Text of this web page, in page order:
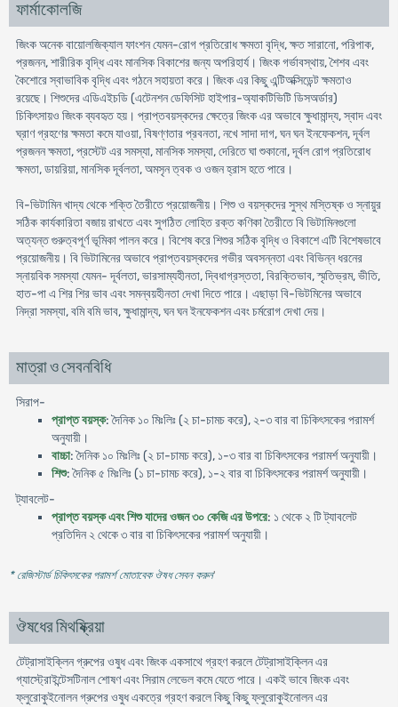
ফার্মাকোলজি
জিংক অনেক বায়োলজিক্যাল ফাংশন যেমন-রোগ প্রতিরোধ ক্ষমতা বৃদ্ধি, ক্ষত সারানো, পরিপাক,
প্রজনন, শারীরিক বৃদ্ধি এবং মানসিক বিকাশের জন্য অপরিহার্য। জিংক গর্ভাবস্থায়, শৈশব এবং
কৈশোরে স্বাভাবিক বৃদ্ধি এবং গঠনে সহায়তা করে। জিংক এর কিছু এন্টিঅক্সিডেন্ট ক্ষমতাও
রয়েছে। শিশুদের এডিএইচডি (এটেনশন ডেফিসিট হাইপার-অ্যাকটিভিটি ডিসঅর্ডার)
চিকিৎসায়ও জিংক ব্যবহৃত হয়। প্রাপ্তবয়স্কদের ক্ষেত্রে জিংক এর অভাবে ক্ষুধামান্দ্য, স্বাদ এবং
ঘ্রাণ গ্রহণের ক্ষমতা কমে যাওয়া, বিষণ্ণতার প্রবনতা, নখে সাদা দাগ, ঘন ঘন ইনফেকশন, দূর্বল
প্রজনন ক্ষমতা, প্রস্টেট এর সমস্যা, মানসিক সমস্যা, দেরিতে ঘা শুকানো, দূর্বল রোগ প্রতিরোধ
ক্ষমতা, ডায়রিয়া, মানসিক দূর্বলতা, অমসৃন ত্বক ও ওজন হ্রাস হতে পারে।
বি-ভিটামিন খাদ্য থেকে শক্তি তৈরীতে প্রয়োজনীয়। শিশু ও বয়স্কদের সুস্থ মস্তিষ্ক ও স্নায়ুর
সঠিক কার্যকারিতা বজায় রাখতে এবং সুগঠিত লোহিত রক্ত কণিকা তৈরীতে বি ভিটামিনগুলো
অত্যন্ত গুরুত্বপূর্ণ ভূমিকা পালন করে। বিশেষ করে শিশুর সঠিক বৃদ্ধি ও বিকাশে এটি বিশেষভাবে
প্রয়োজনীয়। বি ভিটামিনের অভাবে প্রাপ্তবয়স্কদের গভীর অবসন্নতা এবং বিভিন্ন ধরনের
স্নায়বিক সমস্যা যেমন- দূর্বলতা, ভারসাম্যহীনতা, দ্বিধাগ্রস্ততা, বিরক্তিভাব, স্মৃতিভ্রম, ভীতি,
হাত-পা এ শির শির ভাব এবং সমন্বয়হীনতা দেখা দিতে পারে। এছাড়া বি-ভিটমিনের অভাবে
নিদ্রা সমস্যা, বমি বমি ভাব, ক্ষুধামান্দ্য, ঘন ঘন ইনফেকশন এবং চর্মরোগ দেখা দেয়।
মাত্রা ও সেবনবিধি
সিরাপ-
প্রাপ্ত বয়স্ক: দৈনিক ১০ মিঃলিঃ (২ চা-চামচ করে), ২-৩ বার বা চিকিৎসকের পরামর্শ
অনুযায়ী।
বাচ্চা: দৈনিক ১০ মিঃলিঃ (২ চা-চামচ করে), ১-৩ বার বা চিকিৎসকের পরামর্শ অনুযায়ী।
শিশু: দৈনিক ৫ মিঃলিঃ (১ চা-চামচ করে), ১-২ বার বা চিকিৎসকের পরামর্শ অনুযায়ী।
ট্যাবলেট-
প্রাপ্ত বয়স্ক এবং শিশু যাদের ওজন ৩০ কেজি এর উপরে: ১ থেকে ২ টি ট্যাবলেট
প্রতিদিন ২ থেকে ৩ বার বা চিকিৎসকের পরামর্শ অনুযায়ী।
* রেজিস্টার্ড চিকিৎসকের পরামর্শ মোতাবেক ঔষধ সেবন করুন'
ঔষধের মিথষ্ক্রিয়া
টেট্রাসাইক্লিন গ্রুপের ওষুধ এবং জিংক একসাথে গ্রহণ করলে টেট্রাসাইক্লিন এর
গ্যাস্ট্রোইন্টেসটিনাল শোষণ এবং সিরাম লেভেল কমে যেতে পারে। একই ভাবে জিংক এবং
ফ্লুরোকুইনোলন গ্রুপের ওষুধ একত্রে গ্রহণ করলে কিছু কিছু ফ্লুরোকুইনোলন এর